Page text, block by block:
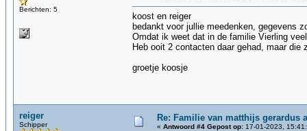
Berichten: 5
koost en reiger
bedankt voor jullie meedenken, gegevens
Omdat ik weet dat in de familie Vierling
Heb ooit 2 contacten daar gehad, maar die
groetje koosje
reiger
Schipper
Re: Familie van matthijs
« Antwoord #4 Gepost op: 17-01-2023,